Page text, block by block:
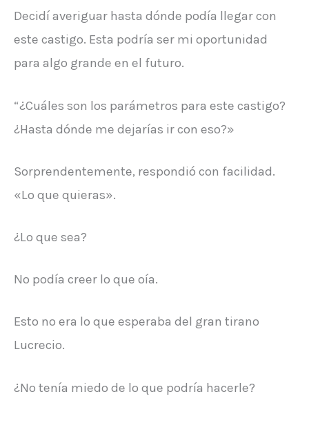
Decidí averiguar hasta dónde podía llegar con
este castigo. Esta podría ser mi oportunidad
para algo grande en el futuro.
“¿Cuáles son los parámetros para este castigo?
¿Hasta dónde me dejarías ir con eso?»
Sorprendentemente, respondió con facilidad.
«Lo que quieras».
¿Lo que sea?
No podía creer lo que oía.
Esto no era lo que esperaba del gran tirano
Lucrecio.
¿No tenía miedo de lo que podría hacerle?